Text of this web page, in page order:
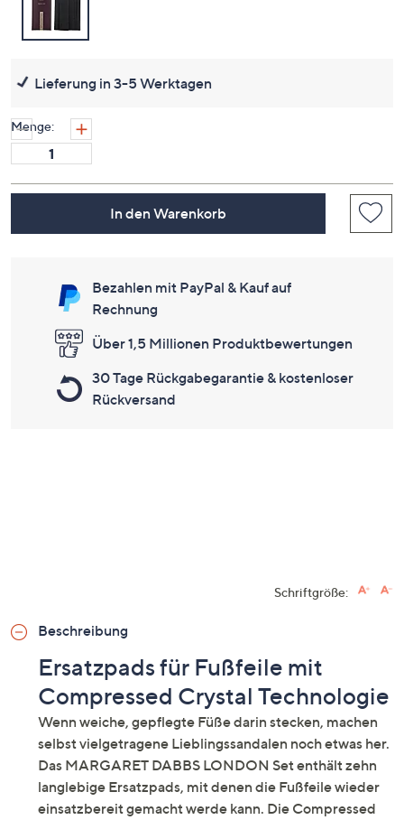
Lieferung in 3-5 Werktagen
Menge:
In den Warenkorb
Bezahlen mit PayPal & Kauf auf
Rechnung
Über 1,5 Millionen Produktbewertungen
30 Tage Rückgabegarantie & kostenloser
Rückversand
Schriftgröße:
Beschreibung
Ersatzpads für Fußfeile mit
Compressed Crystal Technologie
Wenn weiche, gepflegte Füße darin stecken, machen
selbst vielgetragene Lieblingssandalen noch etwas her.
Das MARGARET DABBS LONDON Set enthält zehn
langlebige Ersatzpads, mit denen die Fußfeile wieder
einsatzbereit gemacht werde kann. Die Compressed